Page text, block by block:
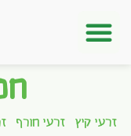
זרעי קיץ זרעי חורף